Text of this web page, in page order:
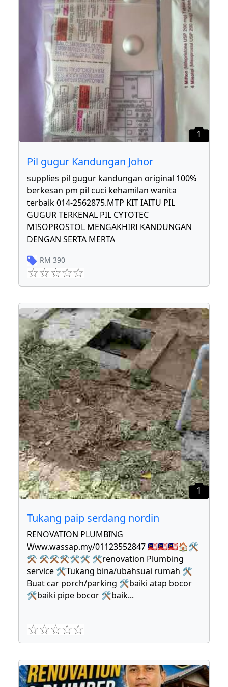
1
Pil gugur Kandungan Johor
supplies pil gugur kandungan original 100%
berkesan pm pil cuci kehamilan wanita
terbaik 014-2562875.MTP KIT IAITU PIL
GUGUR TERKENAL PIL CYTOTEC
MISOPROSTOL MENGAKHIRI KANDUNGAN
DENGAN SERTA MERTA
RM 390
1
Tukang paip serdang nordin
RENOVATION PLUMBING
Www.wassap.my/01123552847 🇲🇾🇲🇾🇲🇾🏠🛠
⚒ ⚒⚒⚒🛠🛠 🛠renovation Plumbing
service 🛠Tukang bina/ubahsuai rumah 🛠
Buat car porch/parking 🛠baiki atap bocor
🛠baiki pipe bocor 🛠baik...